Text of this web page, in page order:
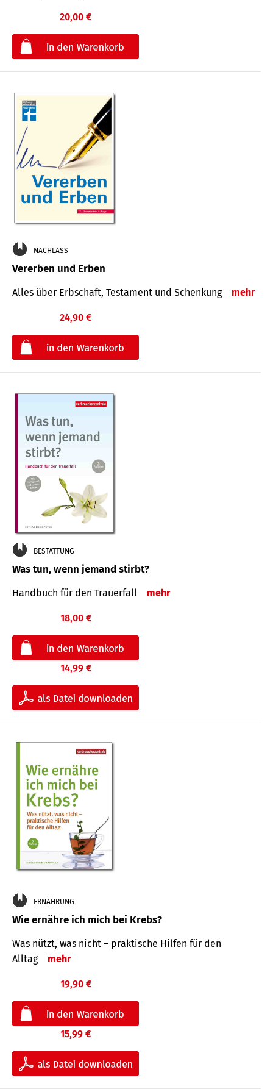
20,00 €
NACHLASS
Vererben und Erben
Alles über Erbschaft, Testament und Schenkung mehr
24,90 €
BESTATTUNG
Was tun, wenn jemand stirbt?
Handbuch für den Trauerfall mehr
18,00 €
14,99 €
ERNÄHRUNG
Wie ernähre ich mich bei Krebs?
Was nützt, was nicht – praktische Hilfen für den
Alltag
mehr
19,90 €
15,99 €